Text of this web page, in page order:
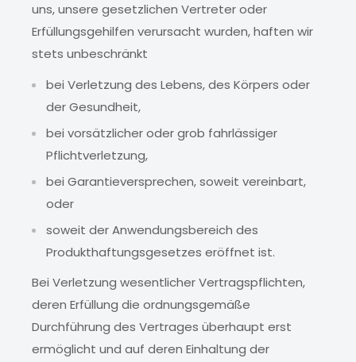
uns, unsere gesetzlichen Vertreter oder
Erfüllungsgehilfen verursacht wurden, haften wir
stets unbeschränkt
bei Verletzung des Lebens, des Körpers oder
der Gesundheit,
bei vorsätzlicher oder grob fahrlässiger
Pflichtverletzung,
bei Garantieversprechen, soweit vereinbart,
oder
soweit der Anwendungsbereich des
Produkthaftungsgesetzes eröffnet ist.
Bei Verletzung wesentlicher Vertragspflichten,
deren Erfüllung die ordnungsgemäße
Durchführung des Vertrages überhaupt erst
ermöglicht und auf deren Einhaltung der